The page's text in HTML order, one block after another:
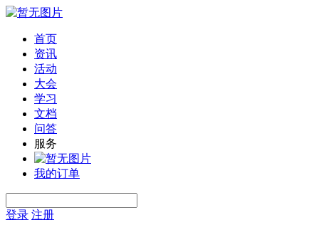
首页
资讯
活动
大会
学习
文档
问答
服务
我的订单
登录 注册